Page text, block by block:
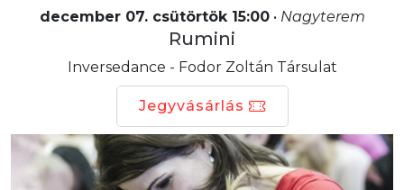
december 07. csütörtök 15:00• Nagyterem
Rumini
Inversedance - Fodor Zoltán Társulat
Jegyvásárlás